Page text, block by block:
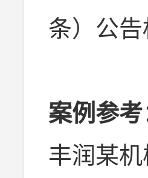
条）公
案例参考
丰润某